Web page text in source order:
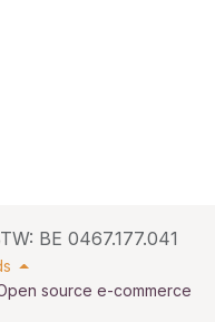
BE 0467.177.041
source e-commerce